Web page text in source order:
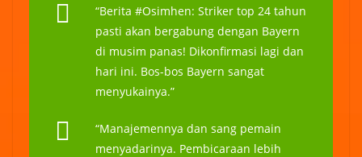
“Berita #Osimhen: Striker top 24 tahun
pasti akan bergabung dengan Bayern
di musim panas! Dikonfirmasi lagi dan
hari ini. Bos-bos Bayern sangat
menyukainya.”
“Manajemennya dan sang pemain
menyadarinya. Pembicaraan lebih